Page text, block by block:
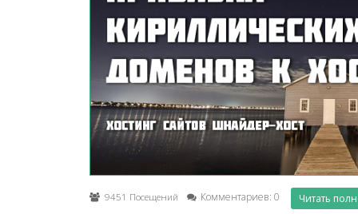
9451 Посещений Комментариев: 0 Читать